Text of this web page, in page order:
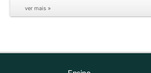
ver mais »